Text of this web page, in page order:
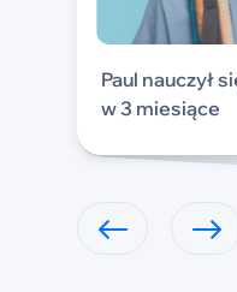
Paul nauczył
w 3 miesiące